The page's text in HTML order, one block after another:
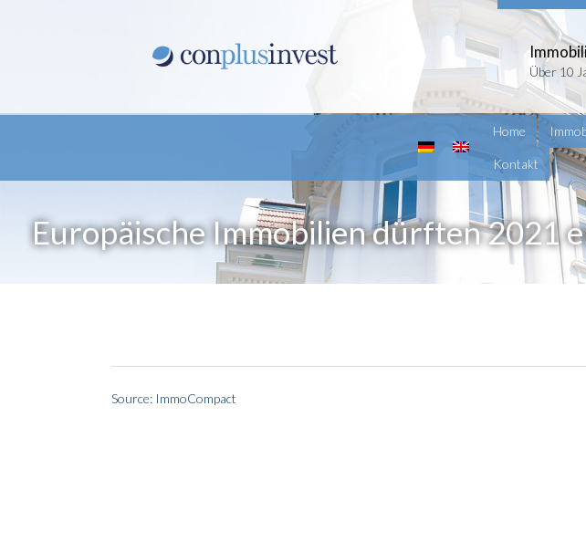
Über 10
Home
Kontakt
Europäische Immobilien dürften 2021
Source: ImmoCompact